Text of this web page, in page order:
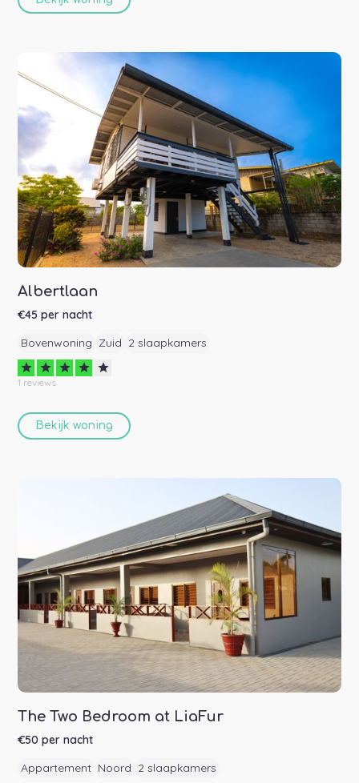
Albertlaan
€45 per nacht
Bovenwoning Zuid 2 slaapkamers
star star star star star
1 reviews
Bekijk woning
The Two Bedroom at LiaFur
€50 per nacht
Appartement Noord 2 slaapkamers